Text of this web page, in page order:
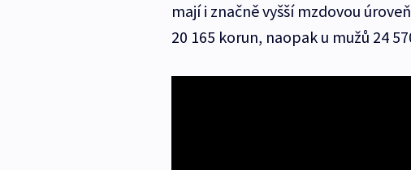
mají i značně vyšší mzdovou
20 165 korun, naopak u mužů 24